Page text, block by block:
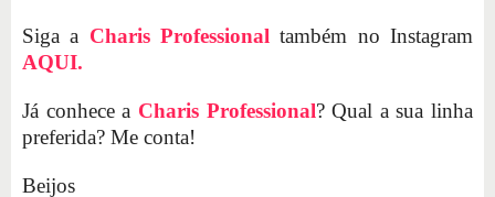
Siga a Charis Professional também no Instagram
AQUI.
Já conhece a Charis Professional? Qual a sua linha
preferida? Me conta!
Beijos